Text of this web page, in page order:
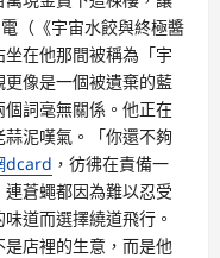
（《宇宙水餃與終極醬
在他那間被稱為「宇
像是一個被遺棄的藍
詞毫無關係。他正在
泥嘆氣。「你還不夠
dcard ，彷彿在責備一
蒼蠅都因為難以忍受
道而選擇繞道飛行。
店裡的生意，而是他